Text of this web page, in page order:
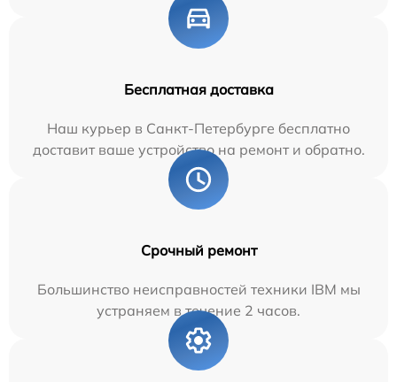
Бесплатная доставка
Наш курьер в Санкт-Петербурге бесплатно
доставит ваше устройство на ремонт и обратно.
Срочный ремонт
Большинство неисправностей техники IBM мы
устраняем в течение 2 часов.